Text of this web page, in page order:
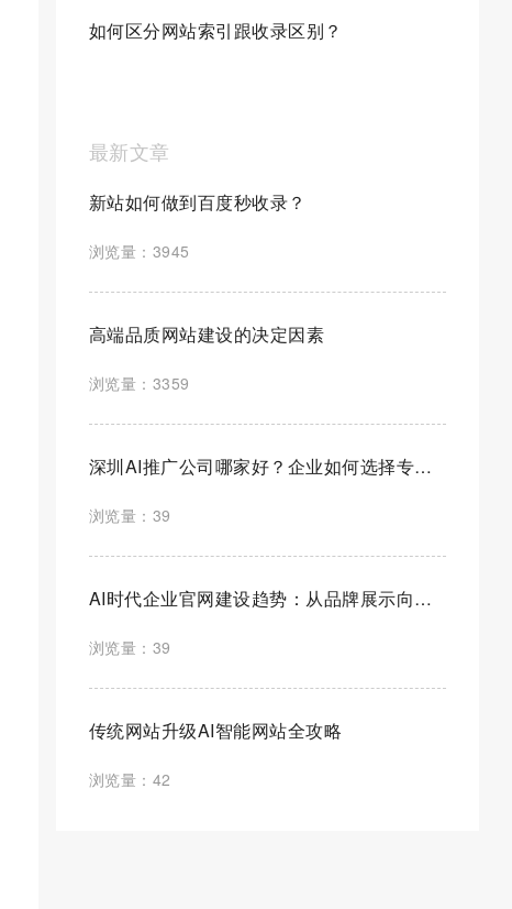
如何区分网站索引跟收录区别？
最新文章
新站如何做到百度秒收录？
浏览量：3945
高端品质网站建设的决定因素
浏览量：3359
深圳AI推广公司哪家好？企业如何选择专业AI营销推广服务商
浏览量：39
AI时代企业官网建设趋势：从品牌展示向智能营销平台全面升级
浏览量：39
传统网站升级AI智能网站全攻略
浏览量：42